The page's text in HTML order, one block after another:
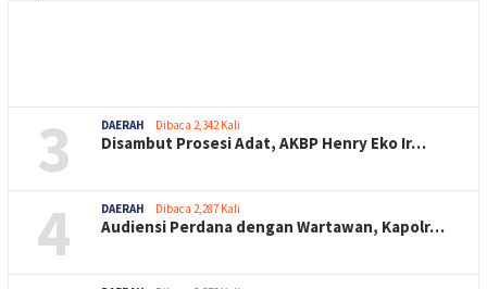
3 DAERAH Dibaca 2,342 Kali
Disambut Prosesi Adat, AKBP Henry Eko Ir…
4 DAERAH Dibaca 2,287 Kali
Audiensi Perdana dengan Wartawan, Kapolr…